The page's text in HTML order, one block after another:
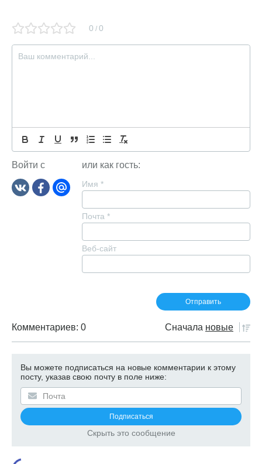
0 / 0
Войти с или как гость:
Имя *
Почта *
Веб-сайт
Комментариев: 0 Сначала новые
Вы можете подписаться на новые комментарии к этому
посту, указав свою почту в поле ниже:
Скрыть это сообщение